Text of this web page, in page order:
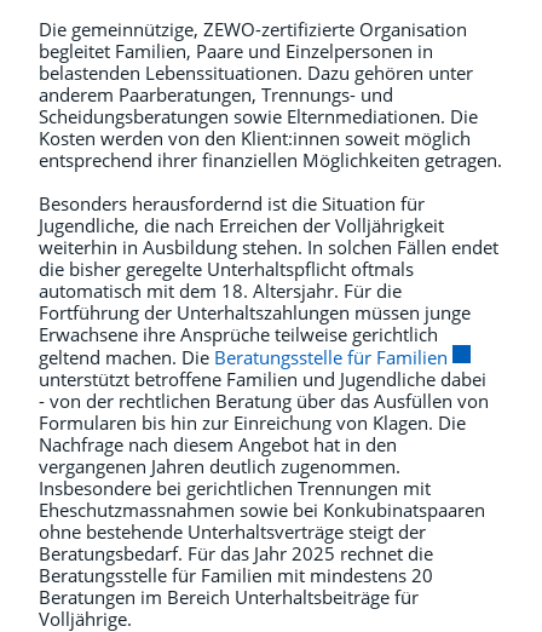
Die gemeinnützige, ZEWO-zertifizierte Organisation
begleitet Familien, Paare und Einzelpersonen in
belastenden Lebenssituationen. Dazu gehören unter
anderem Paarberatungen, Trennungs- und
Scheidungsberatungen sowie Elternmediationen. Die
Kosten werden von den Klient:innen soweit möglich
entsprechend ihrer finanziellen Möglichkeiten getragen.
Besonders herausfordernd ist die Situation für
Jugendliche, die nach Erreichen der Volljährigkeit
weiterhin in Ausbildung stehen. In solchen Fällen endet
die bisher geregelte Unterhaltspflicht oftmals
automatisch mit dem 18. Altersjahr. Für die
Fortführung der Unterhaltszahlungen müssen junge
Erwachsene ihre Ansprüche teilweise gerichtlich
geltend machen. Die Beratungsstelle für Familien
unterstützt betroffene Familien und Jugendliche dabei
- von der rechtlichen Beratung über das Ausfüllen von
Formularen bis hin zur Einreichung von Klagen. Die
Nachfrage nach diesem Angebot hat in den
vergangenen Jahren deutlich zugenommen.
Insbesondere bei gerichtlichen Trennungen mit
Eheschutzmassnahmen sowie bei Konkubinatspaaren
ohne bestehende Unterhaltsverträge steigt der
Beratungsbedarf. Für das Jahr 2025 rechnet die
Beratungsstelle für Familien mit mindestens 20
Beratungen im Bereich Unterhaltsbeiträge für
Volljährige.